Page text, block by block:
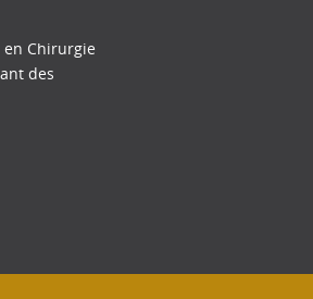
Chirurgie
des